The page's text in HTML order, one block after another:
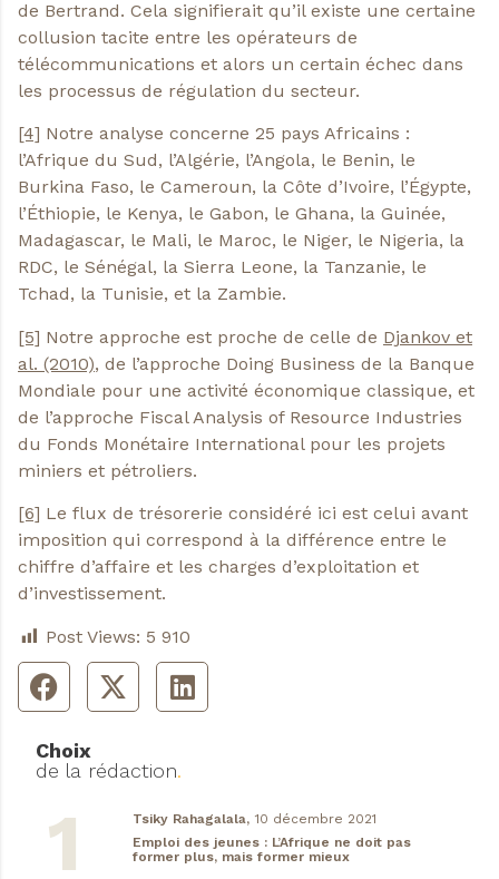
de Bertrand. Cela signifierait qu’il existe une certaine
collusion tacite entre les opérateurs de
télécommunications et alors un certain échec dans
les processus de régulation du secteur.
[4] Notre analyse concerne 25 pays Africains :
l’Afrique du Sud, l’Algérie, l’Angola, le Benin, le
Burkina Faso, le Cameroun, la Côte d’Ivoire, l’Égypte,
l’Éthiopie, le Kenya, le Gabon, le Ghana, la Guinée,
Madagascar, le Mali, le Maroc, le Niger, le Nigeria, la
RDC, le Sénégal, la Sierra Leone, la Tanzanie, le
Tchad, la Tunisie, et la Zambie.
[5] Notre approche est proche de celle de Djankov et
al. (2010), de l’approche Doing Business de la Banque
Mondiale pour une activité économique classique, et
de l’approche Fiscal Analysis of Resource Industries
du Fonds Monétaire International pour les projets
miniers et pétroliers.
[6] Le flux de trésorerie considéré ici est celui avant
imposition qui correspond à la différence entre le
chiffre d’affaire et les charges d’exploitation et
d’investissement.
Post Views: 5 910
Choix
de la rédaction.
Tsiky Rahagalala, 10 décembre 2021
Emploi des jeunes : L’Afrique ne doit pas
former plus, mais former mieux